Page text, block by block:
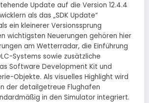
Update auf die Version 12.4.4
als das „SDK Update“
ein kleinerer Versionssprung
wichtigsten Neuerungen gehören hier
am Wetterradar, die Einführung
Systems sowie zusätzliche
Software Development Kit und
Objekte. Als visuelles Highlight wird
der detailgetreue Flughafen
in den Simulator integriert.